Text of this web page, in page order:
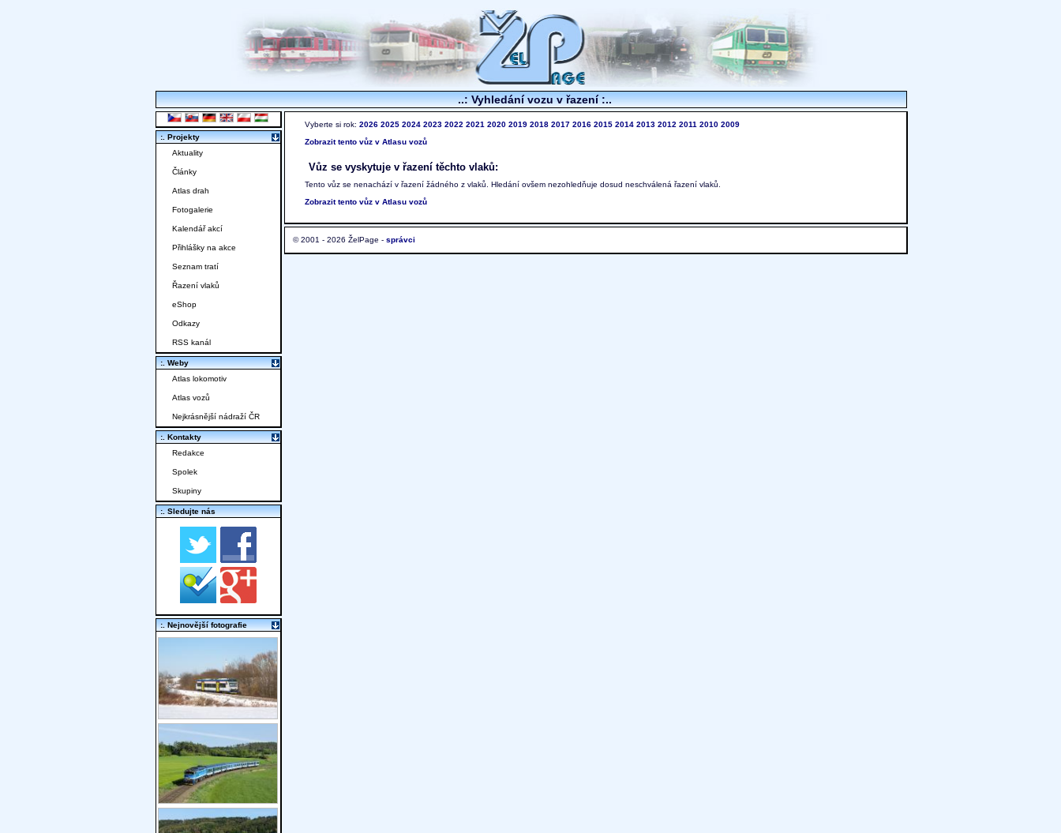
..: Vyhledání vozu v řazení :..
Vyberte si rok: 2026 2025 2024 2023 2022 2021 2020 2019 2018 2017 2016 2015 2014 2013 2012 2011 2010 2009
Zobrazit tento vůz v Atlasu vozů
Vůz se vyskytuje v řazení těchto vlaků:
Tento vůz se nenachází v řazení žádného z vlaků. Hledání ovšem nezohledňuje dosud neschválená řazení vlaků.
Zobrazit tento vůz v Atlasu vozů
© 2001 - 2026 ŽelPage - správci
:. Projekty
Aktuality
Články
Atlas drah
Fotogalerie
Kalendář akcí
Přihlášky na akce
Seznam tratí
Řazení vlaků
eShop
Odkazy
RSS kanál
:. Weby
Atlas lokomotiv
Atlas vozů
Nejkrásnější nádraží ČR
:. Kontakty
Redakce
Spolek
Skupiny
:. Sledujte nás
:. Nejnovější fotografie